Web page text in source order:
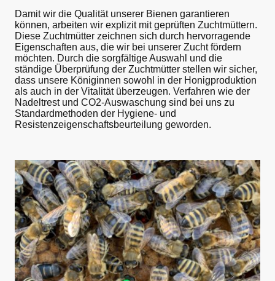
Damit wir die Qualität unserer Bienen garantieren
können, arbeiten wir explizit mit geprüften Zuchtmüttern.
Diese Zuchtmütter zeichnen sich durch hervorragende
Eigenschaften aus, die wir bei unserer Zucht fördern
möchten. Durch die sorgfältige Auswahl und die
ständige Überprüfung der Zuchtmütter stellen wir sicher,
dass unsere Königinnen sowohl in der Honigproduktion
als auch in der Vitalität überzeugen. Verfahren wie der
Nadeltrest und CO2-Auswaschung sind bei uns zu
Standardmethoden der Hygiene- und
Resistenzeigenschaftsbeurteilung geworden.